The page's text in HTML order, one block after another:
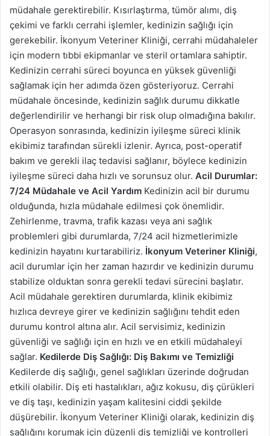
müdahale gerektirebilir. Kısırlaştırma, tümör alımı, diş
çekimi ve farklı cerrahi işlemler, kedinizin sağlığı için
gerekebilir. İkonyum Veteriner Kliniği, cerrahi müdahaleler
için modern tıbbi ekipmanlar ve steril ortamlara sahiptir.
Kedinizin cerrahi süreci boyunca en yüksek güvenliği
sağlamak için her adımda özen gösteriyoruz. Cerrahi
müdahale öncesinde, kedinizin sağlık durumu dikkatle
değerlendirilir ve herhangi bir risk olup olmadığına bakılır.
Operasyon sonrasında, kedinizin iyileşme süreci klinik
ekibimiz tarafından sürekli izlenir. Ayrıca, post-operatif
bakım ve gerekli ilaç tedavisi sağlanır, böylece kedinizin
iyileşme süreci daha hızlı ve sorunsuz olur. Acil Durumlar:
7/24 Müdahale ve Acil Yardım Kedinizin acil bir durumu
olduğunda, hızla müdahale edilmesi çok önemlidir.
Zehirlenme, travma, trafik kazası veya ani sağlık
problemleri gibi durumlarda, 7/24 acil hizmetlerimizle
kedinizin hayatını kurtarabiliriz. İkonyum Veteriner Kliniği,
acil durumlar için her zaman hazırdır ve kedinizin durumu
stabilize olduktan sonra gerekli tedavi sürecini başlatır.
Acil müdahale gerektiren durumlarda, klinik ekibimiz
hızlıca devreye girer ve kedinizin sağlığını tehdit eden
durumu kontrol altına alır. Acil servisimiz, kedinizin
güvenliği ve sağlığı için en hızlı ve en etkili müdahaleyi
sağlar. Kedilerde Diş Sağlığı: Diş Bakımı ve Temizliği
Kedilerde diş sağlığı, genel sağlıkları üzerinde doğrudan
etkili olabilir. Diş eti hastalıkları, ağız kokusu, diş çürükleri
ve diş taşı, kedinizin yaşam kalitesini ciddi şekilde
düşürebilir. İkonyum Veteriner Kliniği olarak, kedinizin diş
sağlığını korumak için düzenli diş temizliği ve kontrolleri